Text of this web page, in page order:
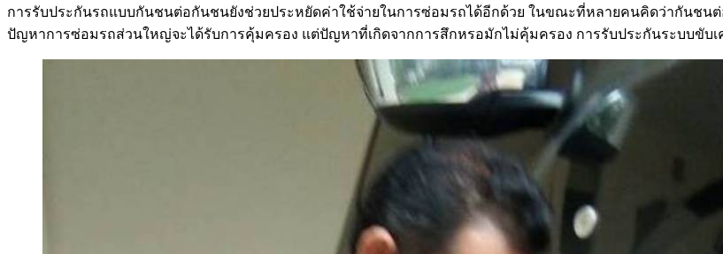
การรับประกันรถแบบกันชนต่อกันชนยังช่วยประหยัดค่าใช้จ่ายในการซ่อมรถได้อีกด้วย ในขณะที่หลายคนคิดว่ากันชน
ปัญหาการซ่อมรถส่วนใหญ่จะได้รับการคุ้มครอง แต่ปัญหาที่เกิดจากการสึกหรอมักไม่คุ้มครอง การรับประกันระบบขับ